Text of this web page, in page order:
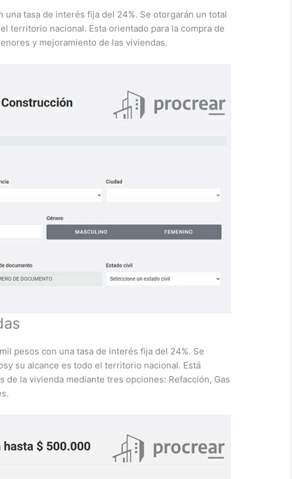
una tasa de interés fija del 24%. Se otorgarán un total
territorio nacional. Esta orientado para la compra de
y mejoramiento de las viviendas.
pesos con una tasa de interés fija del 24%. Se
su alcance es todo el territorio nacional. Está
de la vivienda mediante tres opciones: Refacción, Gas